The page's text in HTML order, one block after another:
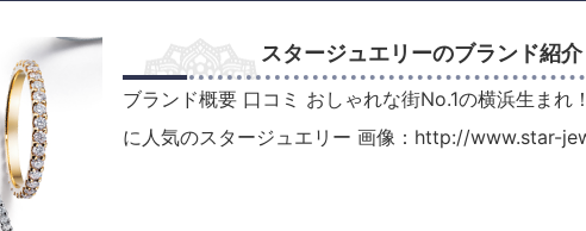
スタージュエリーのブランド紹介
ブランド概要 口コミ おしゃれな街No.1の横浜生まれ
に人気のスタージュエリー 画像：http://www.star-